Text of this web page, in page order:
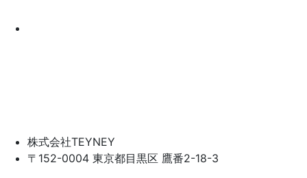
株式会社TEYNEY
〒152-0004 東京都目黒区 鷹番2-18-3